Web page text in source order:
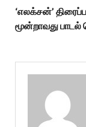
‘எலக்சன்’
மூன்றாவது பாடல்